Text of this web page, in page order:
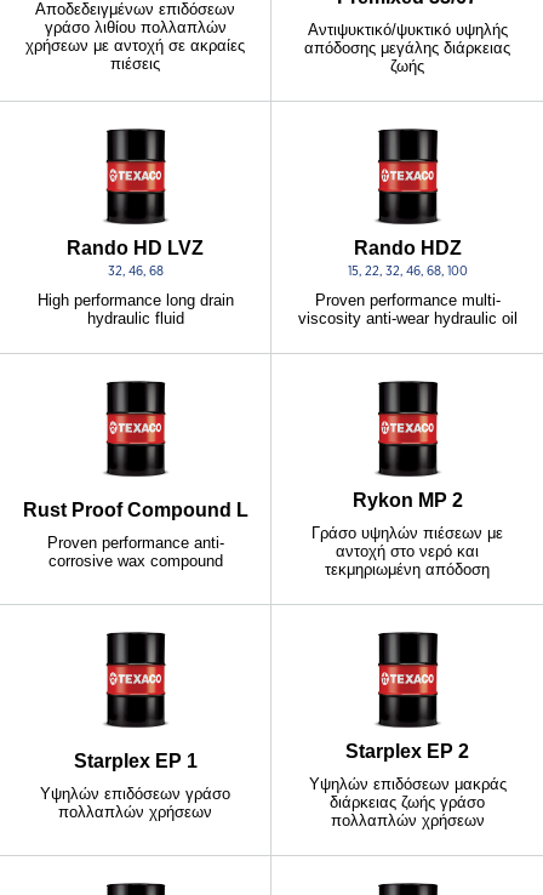
Αποδεδειγμένων επιδόσεων
γράσο λιθίου πολλαπλών
χρήσεων με αντοχή σε ακραίες
πιέσεις
Αντιψυκτικό/ψυκτικό υψηλής
απόδοσης μεγάλης διάρκειας
ζωής
Rando HD LVZ
32, 46, 68
High performance long drain
hydraulic fluid
Rando HDZ
15, 22, 32, 46, 68, 100
Proven performance multi-
viscosity anti-wear hydraulic oil
Rust Proof Compound L
Proven performance anti-
corrosive wax compound
Rykon MP 2
Γράσο υψηλών πιέσεων με
αντοχή στο νερό και
τεκμηριωμένη απόδοση
Starplex EP 1
Υψηλών επιδόσεων γράσο
πολλαπλών χρήσεων
Starplex EP 2
Υψηλών επιδόσεων μακράς
διάρκειας ζωής γράσο
πολλαπλών χρήσεων